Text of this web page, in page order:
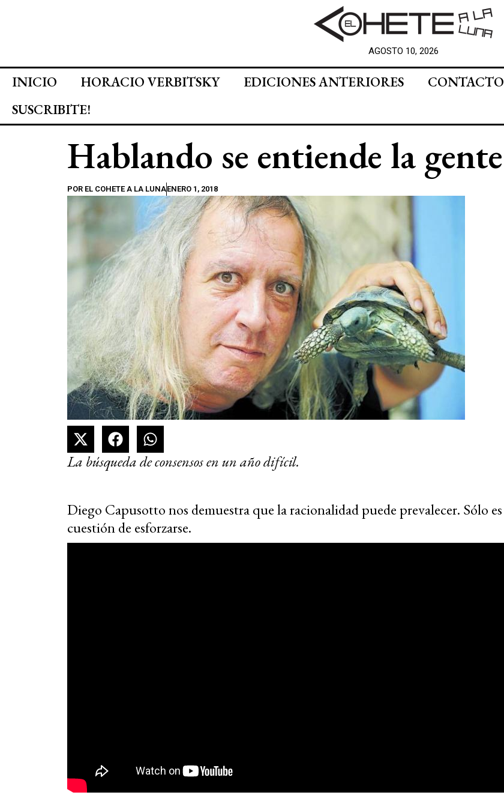
AGOSTO 10, 2026
INICIO HORACIO VERBITSKY EDICIONES ANTERIORES
CONTACTO
SUSCRIBITE!
Hablando se entiende la gente
POR EL COHETE A LA LUNAENERO 1, 2018
La búsqueda de consensos en un año difícil.
Diego Capusotto nos demuestra que la racionalidad puede prevalecer. Sólo es
cuestión de esforzarse.